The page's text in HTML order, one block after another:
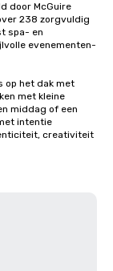
door McGuire
238 zorgvuldig
spa- en
evenementen-
op het dak met
met kleine
middag of een
intentie
creativiteit